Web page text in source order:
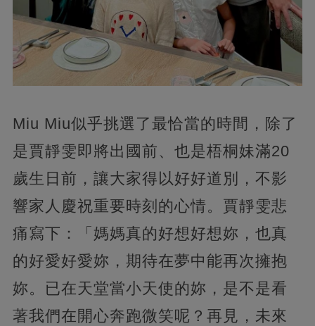
Miu Miu似乎挑選了最恰當的時間，除了
是賈靜雯即將出國前、也是梧桐妹滿20
歲生日前，讓大家得以好好道別，不影
響家人慶祝重要時刻的心情。賈靜雯悲
痛寫下：「媽媽真的好想好想妳，也真
的好愛好愛妳，期待在夢中能再次擁抱
妳。已在天堂當小天使的妳，是不是看
著我們在開心奔跑微笑呢？再見，未來